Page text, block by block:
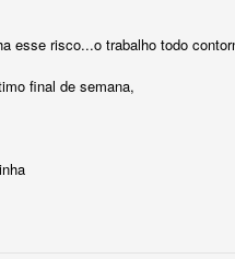
esse risco...o trabalho todo
final de semana,